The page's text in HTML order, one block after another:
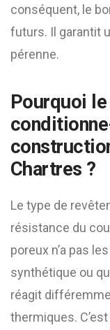
conséquent, le
futurs. Il garantit
pérenne.
Pourquoi
Chartres ?
Le type de
résistance du
poreux n’a pas
synthétique ou
réagit
thermiques.